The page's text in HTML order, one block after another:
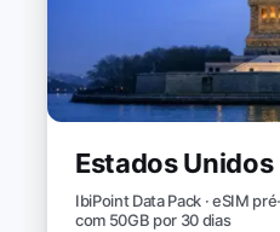
Estados Unidos
IbiPoint Data Pack · eSIM
com 50GB por 30 dias